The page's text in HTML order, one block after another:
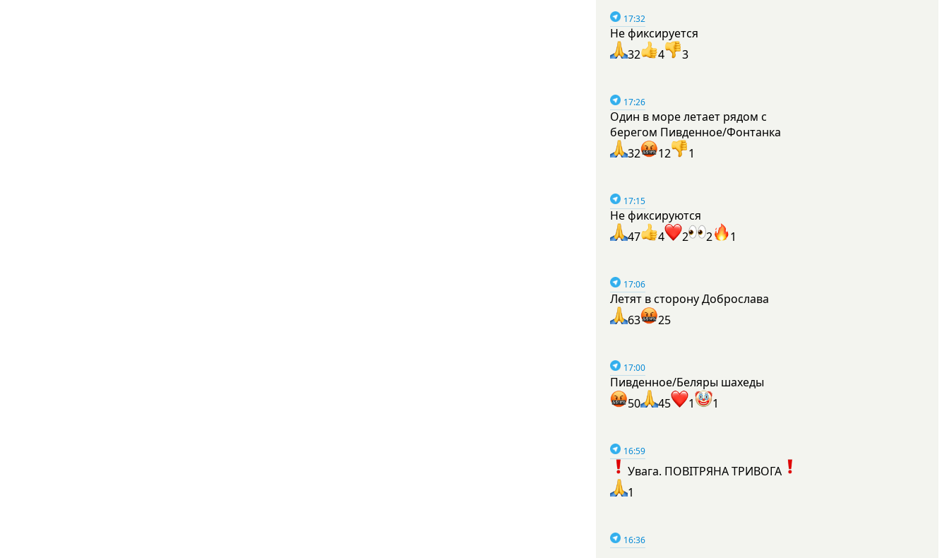
17:32
Не фиксируется
32
4 3
17:26
Один в море летает рядом с
берегом Пивденное/Фонтанка
32
12 1
17:15
Не фиксируются
47
4 2 2 1
17:06
Летят в сторону Доброслава
63
25
17:00
Пивденное/Беляры шахеды
50
45 1 1
16:59
Увага. ПОВІТРЯНА ТРИВОГА
1
16:36